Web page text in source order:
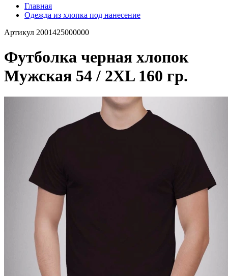
Главная
Одежда из хлопка под нанесение
Артикул 2001425000000
Футболка черная хлопок
Мужская 54 / 2XL 160 гр.